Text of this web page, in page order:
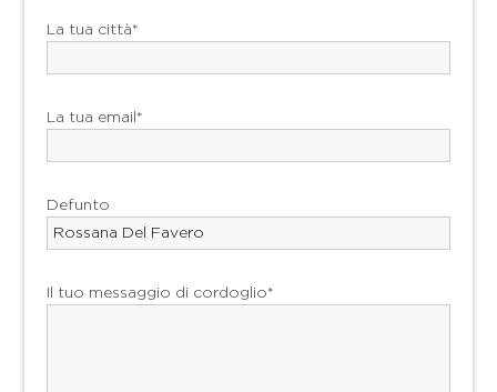
La tua città*
La tua email*
Defunto
Il tuo messaggio di cordoglio*